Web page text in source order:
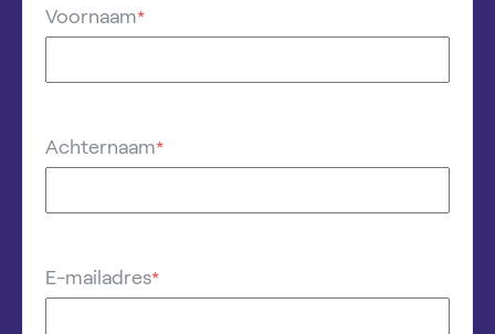
Voornaam*
Achternaam*
E-mailadres*